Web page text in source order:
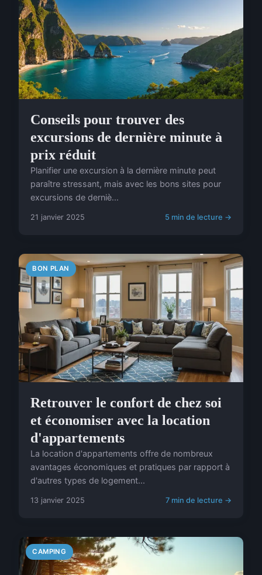
Conseils pour trouver des
excursions de dernière minute à
prix réduit
Planifier une excursion à la dernière minute peut
paraître stressant, mais avec les bons sites pour
excursions de derniè...
21 janvier 2025 5 min de lecture →
BON PLAN
Retrouver le confort de chez soi
et économiser avec la location
d'appartements
La location d'appartements offre de nombreux
avantages économiques et pratiques par rapport à
d'autres types de logement...
13 janvier 2025 7 min de lecture →
CAMPING